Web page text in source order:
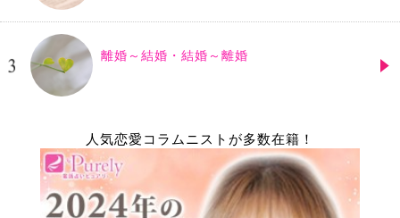
離婚～結婚・結婚～離婚
人気恋愛コラムニストが多数在籍！